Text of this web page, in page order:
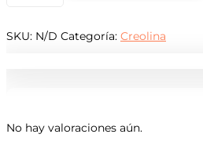
SKU: N/D Categoría: Creolina
No hay valoraciones aún.